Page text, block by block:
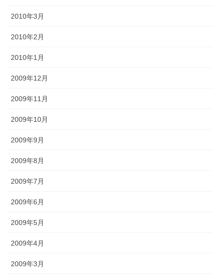
2010年3月
2010年2月
2010年1月
2009年12月
2009年11月
2009年10月
2009年9月
2009年8月
2009年7月
2009年6月
2009年5月
2009年4月
2009年3月